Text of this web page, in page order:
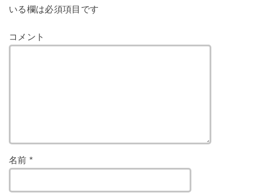
いる欄は必須項目です
コメント
名前 *